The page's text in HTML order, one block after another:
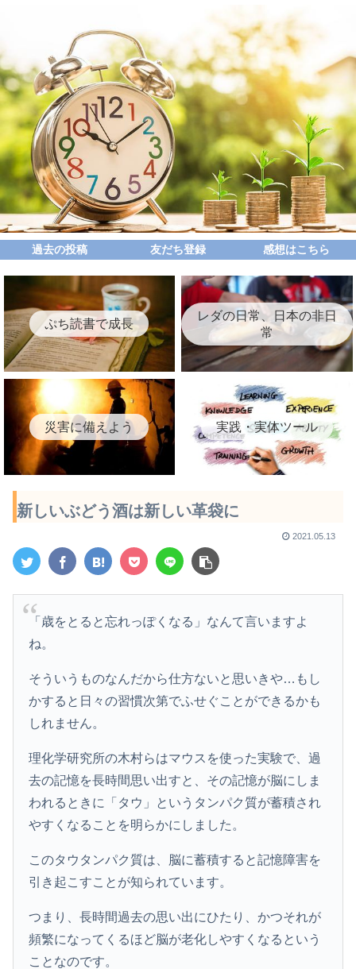
過去の投稿 友だち登録 感想はこちら
ぷち読書で成長
レダの日常、日本の非日
常
災害に備えよう 実践・実体ツール
新しいぶどう酒は新しい革袋に
2021.05.13
「歳をとると忘れっぽくなる」なんて言いますよ
ね。
そういうものなんだから仕方ないと思いきや…もし
かすると日々の習慣次第でふせぐことができるかも
しれません。
理化学研究所の木村らはマウスを使った実験で、過
去の記憶を長時間思い出すと、その記憶が脳にしま
われるときに「タウ」というタンパク質が蓄積され
やすくなることを明らかにしました。
このタウタンパク質は、脳に蓄積すると記憶障害を
引き起こすことが知られています。
つまり、長時間過去の思い出にひたり、かつそれが
頻繁になってくるほど脳が老化しやすくなるという
ことなのです。